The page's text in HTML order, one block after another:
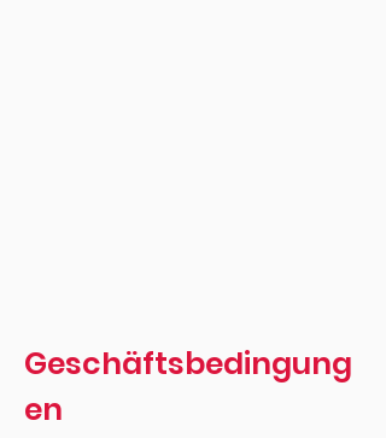
Geschäftsbedingung
en